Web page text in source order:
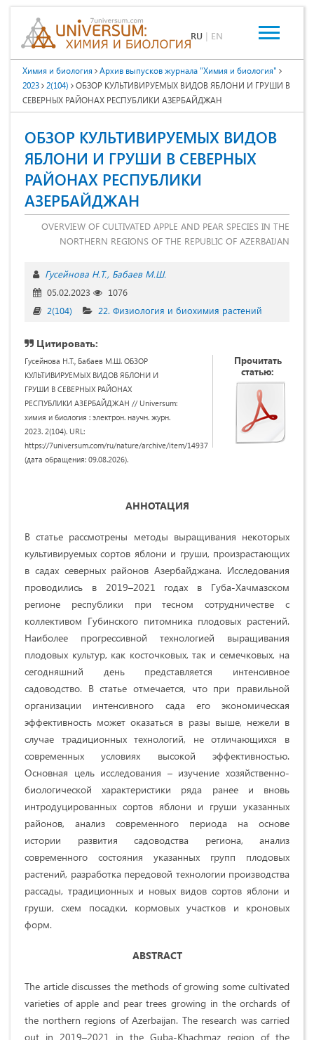
RU | EN
Химия и биология
Архив выпусков журнала "Химия и биология"
2023
2(104)
ОБЗОР КУЛЬТИВИРУЕМЫХ ВИДОВ ЯБЛОНИ И ГРУШИ В
СЕВЕРНЫХ РАЙОНАХ РЕСПУБЛИКИ АЗЕРБАЙДЖАН
ОБЗОР КУЛЬТИВИРУЕМЫХ ВИДОВ
ЯБЛОНИ И ГРУШИ В СЕВЕРНЫХ
РАЙОНАХ РЕСПУБЛИКИ
АЗЕРБАЙДЖАН
OVERVIEW OF CULTIVATED APPLE AND PEAR SPECIES IN THE
NORTHERN REGIONS OF THE REPUBLIC OF AZERBAIJAN
Гусейнова Н.Т. Бабаев М.Ш.
05.02.2023
1076
2(104)
22. Физиология и биохимия растений
Цитировать:
Гусейнова Н.Т., Бабаев М.Ш. ОБЗОР
КУЛЬТИВИРУЕМЫХ ВИДОВ ЯБЛОНИ И
ГРУШИ В СЕВЕРНЫХ РАЙОНАХ
РЕСПУБЛИКИ АЗЕРБАЙДЖАН // Universum:
химия и биология : электрон. научн. журн.
2023. 2(104). URL:
https://7universum.com/ru/nature/archive/item/14937
(дата обращения: 09.08.2026).
Прочитать
статью:
АННОТАЦИЯ
В статье рассмотрены методы выращивания некоторых
культивируемых сортов яблони и груши, произрастающих
в садах северных районов Азербайджана. Исследования
проводились в 2019–2021 годах в Губа-Хачмазском
регионе республики при тесном сотрудничестве с
коллективом Губинского питомника плодовых растений.
Наиболее прогрессивной технологией выращивания
плодовых культур, как косточковых, так и семечковых, на
сегодняшний день представляется интенсивное
садоводство. В статье отмечается, что при правильной
организации интенсивного сада его экономическая
эффективность может оказаться в разы выше, нежели в
случае традиционных технологий, не отличающихся в
современных условиях высокой эффективностью.
Основная цель исследования – изучение хозяйственно-
биологической характеристики ряда ранее и вновь
интродуцированных сортов яблони и груши указанных
районов, анализ современного периода на основе
истории развития садоводства региона, анализ
современного состояния указанных групп плодовых
растений, разработка передовой технологии производства
рассады, традиционных и новых видов сортов яблони и
груши, схем посадки, кормовых участков и кроновых
форм.
ABSTRACT
The article discusses the methods of growing some cultivated
varieties of apple and pear trees growing in the orchards of
the northern regions of Azerbaijan. The research was carried
out in 2019–2021 in the Guba-Khachmaz region of the